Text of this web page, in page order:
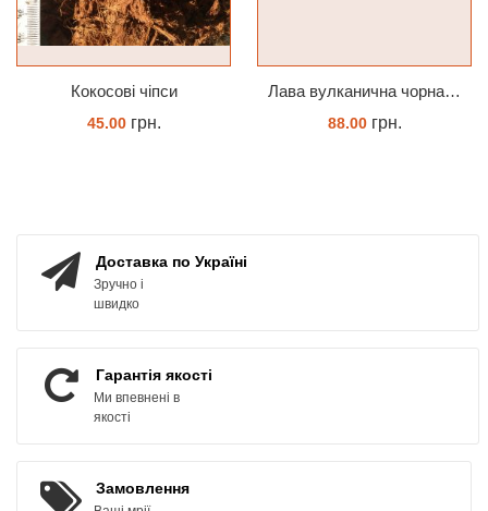
Кокосові чіпси
45.00грн.
Лава вулканична чорна 10-25 мм 1 л
88.00грн.
Доставка по Україні
Зручно і
швидко
Гарантія якості
Ми впевнені в
якості
Замовлення